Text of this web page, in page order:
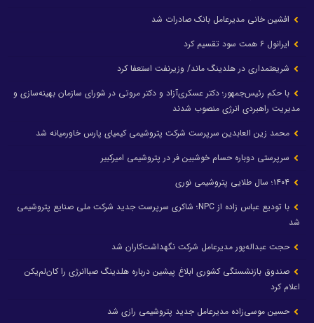
افشین خانی مدیرعامل بانک صادرات شد
ایرانول ۶ همت سود تقسیم کرد
شریعتمداری در هلدینگ ماند/ وزیرنفت استعفا کرد
با حکم رئیس‌جمهور؛ دکتر عسکری‌آزاد و دکتر مروتی در شورای سازمان بهینه‌سازی و
مدیریت راهبردی انرژی منصوب شدند
محمد زین العابدین سرپرست شرکت پتروشیمی کیمیای پارس خاورمیانه شد
سرپرستی دوباره حسام خوشبین فر در پتروشیمی امیرکبیر
با تودیع عباس زاده از NPC؛ شاکری سرپرست جدید شرکت ملی صنایع پتروشیمی
شد
حجت عبداله‌پور مدیرعامل شرکت نگهداشت‌کاران شد
صندوق بازنشستگی کشوری ابلاغ پیشین درباره هلدینگ صباانرژی را کان‌لم‌یکن
اعلام کرد
حسین موسی‌زاده مدیرعامل جدید پتروشیمی رازی شد